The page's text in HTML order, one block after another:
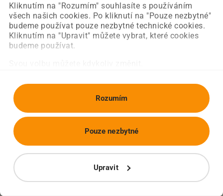
Kliknutím na "Rozumím" souhlasíte s používáním
všech našich cookies. Po kliknutí na "Pouze nezbytné"
budeme používat pouze nezbytné technické cookies.
Kliknutím na "Upravit" můžete vybrat, které cookies
budeme používat.
Rozumím
Upravit
Pouze nezbytné
Obnovit stránku Úvodní strana